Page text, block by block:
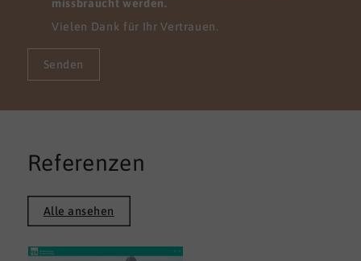
missbraucht werden.
Vielen Dank für Ihr Vertrauen.
Senden
Referenzen
Alle ansehen